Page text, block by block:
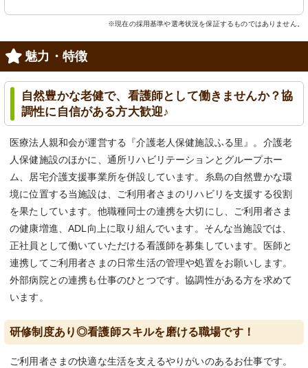
※現在の採用基準や選考状況を保証するものではありません。
魅力・特徴
自然豊かな老健で、看護師として働きませんか？協
調性に自信がある方大歓迎♪
医療法人親和会が運営する『介護老人保健施設ふる里』。介護老
人保健施設のほかに、通所リハビリテーションとグループホー
ム、居宅介護支援事業所を併設しています。糸島の自然豊かな環
境に位置する当施設は、ご利用者さまのリハビリを支援する役割
を果たしています。他職種同士の連携を大切にし、ご利用者さま
の健康増進、ADL向上に取り組んでいます。そんな当施設では、
正社員として働いていただける看護師を募集しています。医師と
連携してご利用者さまの日常生活の管理や処置をお願いします。
外部病院との連携も仕事のひとつです。協調性がある方を求めて
います。
研修制度あり◎看護師スキルを磨ける職場です！
ご利用者さまの快適な生活を支えるやりがいのあるお仕事です。